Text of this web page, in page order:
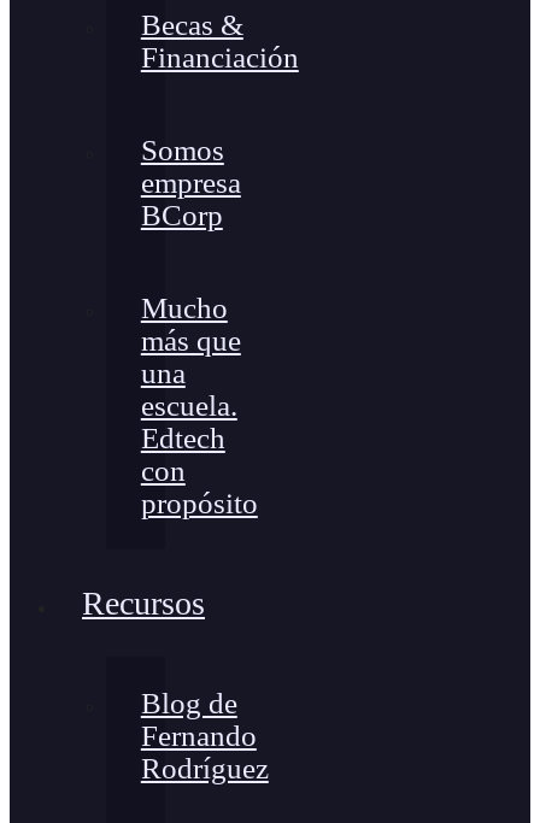
Becas &
Financiación
Somos
empresa
BCorp
Mucho
más que
una
escuela.
Edtech
con
propósito
Recursos
Blog de
Fernando
Rodríguez